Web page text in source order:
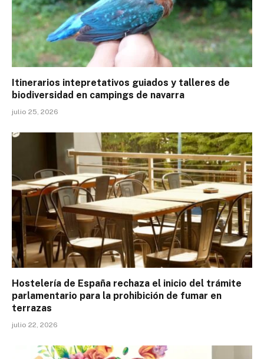
Itinerarios intepretativos guiados y talleres de
biodiversidad en campings de navarra
julio 25, 2026
Hostelería de España rechaza el inicio del trámite
parlamentario para la prohibición de fumar en
terrazas
julio 22, 2026